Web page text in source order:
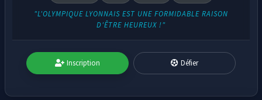
"L'OLYMPIQUE LYONNAIS EST UNE FORMIDABLE RAISON
D'ÊTRE HEUREUX !"
Inscription Défier